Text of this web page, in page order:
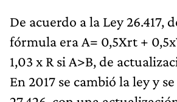
De acuerdo a la Ley 26.417,
fórmula era A= 0,5Xrt +
1,03 x R si A>B, de
En 2017 se cambió la ley y